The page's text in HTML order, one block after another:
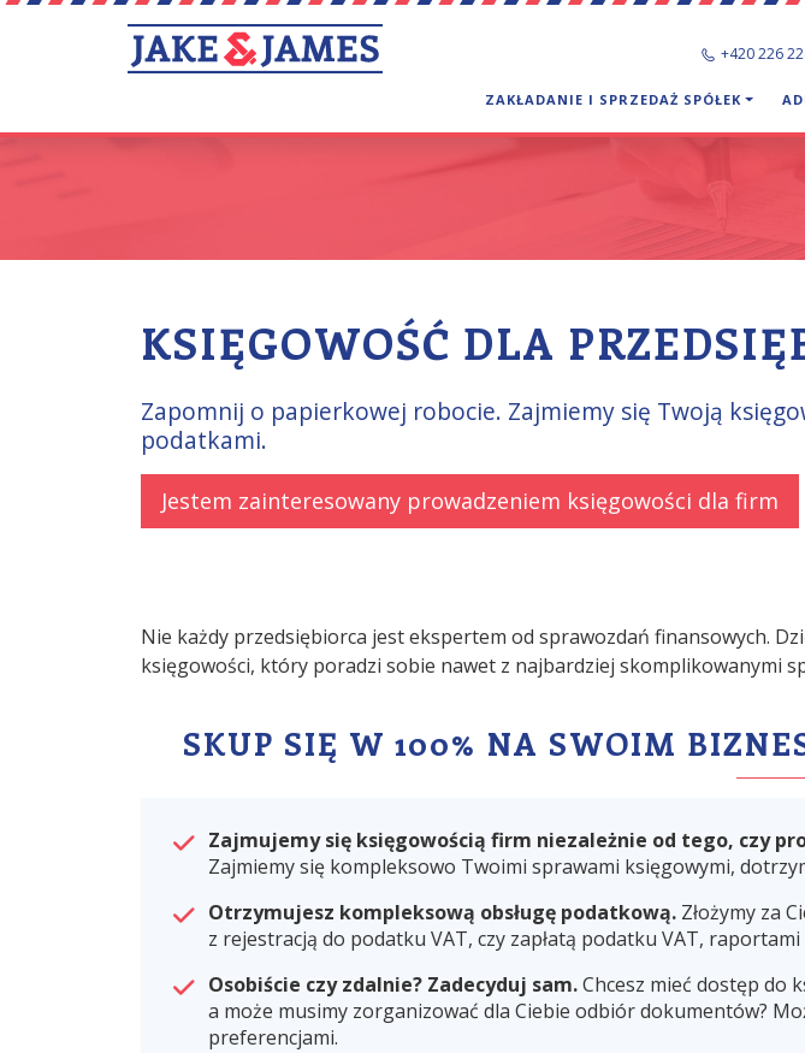
ZAKŁADANIE I SPRZEDAŻ SPÓŁEK
+420 226
KSIĘGOWOŚĆ DLA
Zapomnij o papierkowej robocie. Zajmiemy się Twoją
podatkami.
Jestem zainteresowany prowadzeniem księgowości dla firm
Nie każdy przedsiębiorca jest ekspertem od sprawozdań finansowych.
księgowości, który poradzi sobie nawet z najbardziej skomplikowanymi
SKUP SIĘ W 100% NA SWOIM
Zajmujemy się księgowością firm niezależnie od tego, czy
Zajmiemy się kompleksowo Twoimi sprawami księgowymi,
Otrzymujesz kompleksową obsługę podatkową. Złożymy za
z rejestracją do podatku VAT, czy zapłatą podatku VAT,
Osobiście czy zdalnie? Zadecyduj sam.Chcesz mieć dostęp do
a może musimy zorganizować dla Ciebie odbiór dokumentów?
preferencjami.